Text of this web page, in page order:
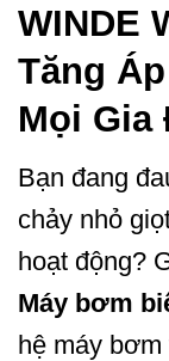
WINDE
Tăng
Mọi Gia
Bạn đang
chảy nhỏ
hoạt động?
Máy bơm
hệ máy